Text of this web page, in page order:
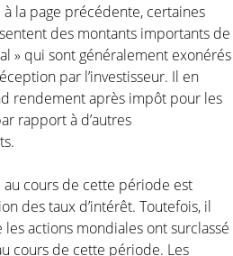
la page précédente, certaines
des montants importants de
» qui sont généralement exonérés
par l’investisseur. Il en
rendement après impôt pour les
rapport à d’autres
au cours de cette période est
des taux d’intérêt. Toutefois, il
actions mondiales ont surclassé
cours de cette période. Les